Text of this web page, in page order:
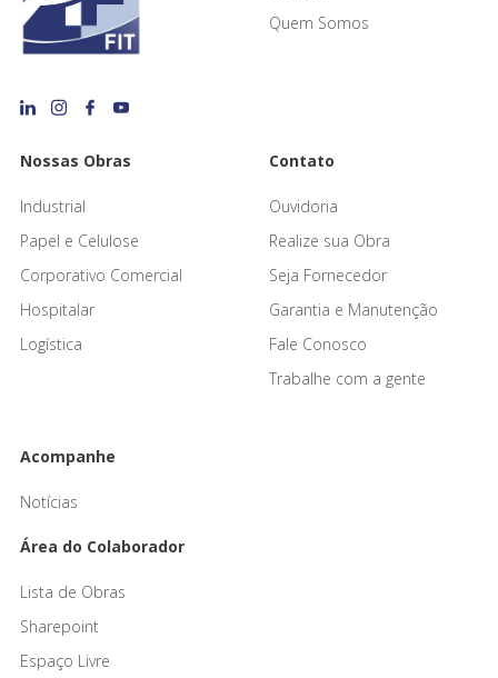
Quem Somos
Nossas Obras
Industrial
Papel e Celulose
Corporativo Comercial
Hospitalar
Logística
Contato
Ouvidoria
Realize sua Obra
Seja Fornecedor
Garantia e Manutenção
Fale Conosco
Trabalhe com a gente
Acompanhe
Notícias
Área do Colaborador
Lista de Obras
Sharepoint
Espaço Livre